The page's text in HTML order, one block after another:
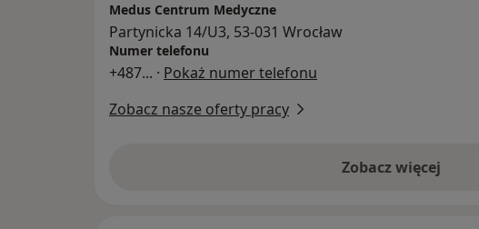
Medus Centrum Medyczne
Partynicka 14/U3, 53-031 Wrocław
Numer telefonu
+487... · Pokaż numer telefonu
Zobacz nasze oferty pracy
Zobacz więcej